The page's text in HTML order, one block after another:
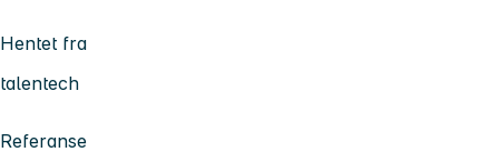
Hentet fra
talentech
Referanse